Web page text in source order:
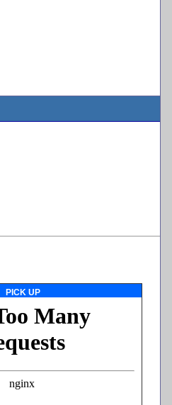
PICK UP